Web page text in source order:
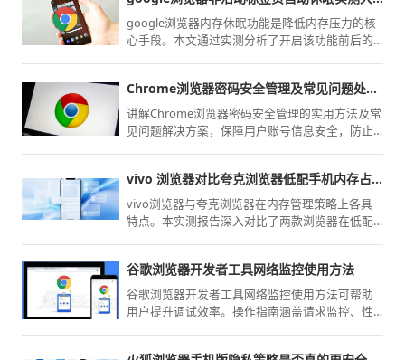
google浏览器内存休眠功能是降低内存压力的核
心手段。本文通过实测分析了开启该功能前后的
Chrome浏览器密码安全管理及常见问题处理方法
讲解Chrome浏览器密码安全管理的实用方法及常
见问题解决方案，保障用户账号信息安全，防止
vivo 浏览器对比夸克浏览器低配手机内存占用实测
vivo浏览器与夸克浏览器在内存管理策略上各具
特点。本实测报告深入对比了两款浏览器在低配
资源的上网方案。
谷歌浏览器开发者工具网络监控使用方法
谷歌浏览器开发者工具网络监控使用方法可帮助
用户提升调试效率。操作指南涵盖请求监控、性